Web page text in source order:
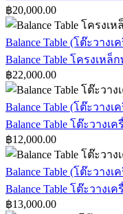
Top
แกรนิต
หล่อ
หนา
10
cm
ขา
ปรับ
ระดับ
กัน
สั่น
(VT3G5555-
M10)
เหล็ก
พ่น
สี
T.
แกรนิต
W80xD75xH80
cm
฿20,000.00
Balance
Table
โครง
เหล็ก
พ่น
สี
T.
แกรนิต
1
หลุม
Balance Table (โต๊ะวางเ
Balance Table โครงเห
฿22,000.00
Balance
Table
โต๊ะ
วาง
เครื่อง
ชั่ง
โครง
Balance Table (โต๊ะวางเ
Balance Table โต๊ะวางเ
฿12,000.00
Balance
Table
โต๊ะ
Balance Table (โต๊ะวางเ
Balance Table โต๊ะวางเ
฿13,000.00